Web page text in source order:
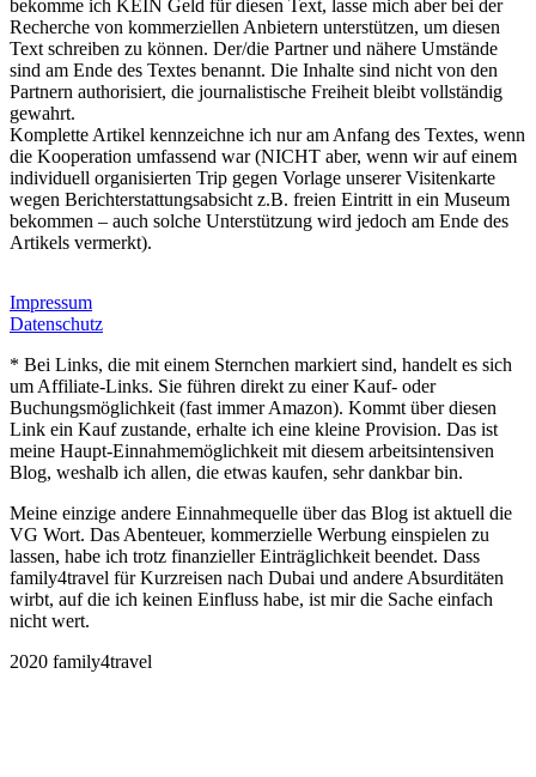
bekomme ich KEIN Geld für diesen Text, lasse mich aber bei der
Recherche von kommerziellen Anbietern unterstützen, um diesen
Text schreiben zu können. Der/die Partner und nähere Umstände
sind am Ende des Textes benannt. Die Inhalte sind nicht von den
Partnern authorisiert, die journalistische Freiheit bleibt vollständig
gewahrt.
Komplette Artikel kennzeichne ich nur am Anfang des Textes, wenn
die Kooperation umfassend war (NICHT aber, wenn wir auf einem
individuell organisierten Trip gegen Vorlage unserer Visitenkarte
wegen Berichterstattungsabsicht z.B. freien Eintritt in ein Museum
bekommen – auch solche Unterstützung wird jedoch am Ende des
Artikels vermerkt).
Impressum
Datenschutz
* Bei Links, die mit einem Sternchen markiert sind, handelt es sich
um Affiliate-Links. Sie führen direkt zu einer Kauf- oder
Buchungsmöglichkeit (fast immer Amazon). Kommt über diesen
Link ein Kauf zustande, erhalte ich eine kleine Provision. Das ist
meine Haupt-Einnahmemöglichkeit mit diesem arbeitsintensiven
Blog, weshalb ich allen, die etwas kaufen, sehr dankbar bin.
Meine einzige andere Einnahmequelle über das Blog ist aktuell die
VG Wort. Das Abenteuer, kommerzielle Werbung einspielen zu
lassen, habe ich trotz finanzieller Einträglichkeit beendet. Dass
family4travel für Kurzreisen nach Dubai und andere Absurditäten
wirbt, auf die ich keinen Einfluss habe, ist mir die Sache einfach
nicht wert.
2020 family4travel